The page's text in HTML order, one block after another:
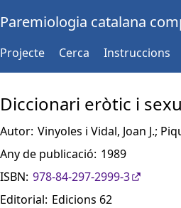
Paremiologia catalana
Projecte Cerca Instruccions
Diccionari eròtic i
Autor: Vinyoles i Vidal, Joan J.;
Any de publicació: 1989
ISBN: 978-84-297-2999-3
Editorial: Edicions 62